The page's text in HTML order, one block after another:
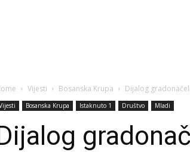
Vijesti Bosanska Krupa Dijalog
Bosanska Krupa Istaknuto 1 Društvo Mladi